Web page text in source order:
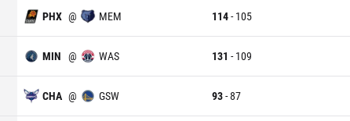
PHX @ MEM 114- 105
MIN @ WAS 131 - 109
CHA @ GSW 93-87